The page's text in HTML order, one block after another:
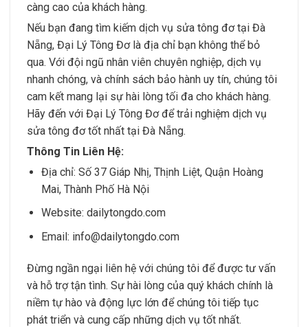
càng cao của khách hàng.
Nếu bạn đang tìm kiếm dịch vụ sửa tông đơ tại Đà
Nẵng, Đại Lý Tông Đơ là địa chỉ bạn không thể bỏ
qua. Với đội ngũ nhân viên chuyên nghiệp, dịch vụ
nhanh chóng, và chính sách bảo hành uy tín, chúng tôi
cam kết mang lại sự hài lòng tối đa cho khách hàng.
Hãy đến với Đại Lý Tông Đơ để trải nghiệm dịch vụ
sửa tông đơ tốt nhất tại Đà Nẵng.
Thông Tin Liên Hệ:
Địa chỉ: Số 37 Giáp Nhị, Thịnh Liệt, Quận Hoàng
Mai, Thành Phố Hà Nội
Website: dailytongdo.com
Email: info@dailytongdo.com
Đừng ngần ngại liên hệ với chúng tôi để được tư vấn
và hỗ trợ tận tình. Sự hài lòng của quý khách chính là
niềm tự hào và động lực lớn để chúng tôi tiếp tục
phát triển và cung cấp những dịch vụ tốt nhất.